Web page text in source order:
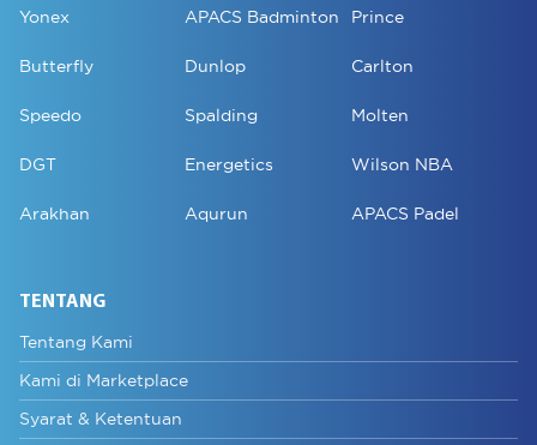
Yonex APACS Badminton Prince
Butterfly Dunlop Carlton
Speedo Spalding Molten
DGT Energetics Wilson NBA
Arakhan Aqurun APACS Padel
TENTANG
Tentang Kami
Kami di Marketplace
Syarat & Ketentuan